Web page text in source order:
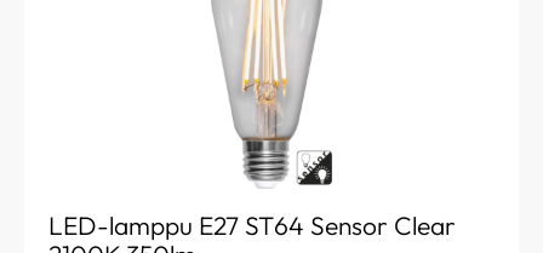
LED-lamppu E27 ST64 Sensor Clear